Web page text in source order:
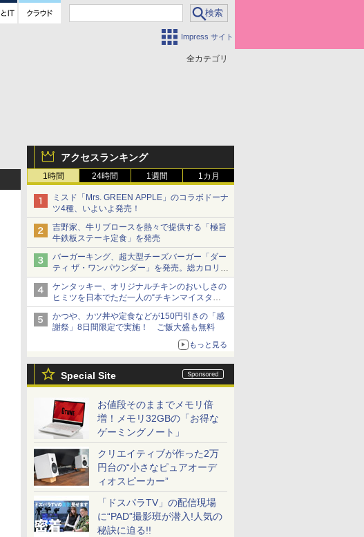
Impress サイト
全カテゴリ
アクセスランキング
1時間 24時間 1週間 1カ月
ミスド「Mrs. GREEN APPLE」のコラボドーナ
ツ4種、いよいよ発売！
吉野家、牛リブロースを熱々で提供する「極旨
牛鉄板ステーキ定食」を発売
バーガーキング、超大型チーズバーガー「ダー
ティ ザ・ワンパウンダー」を発売。総カロリー
約1656kcal、総重量約527g！
ケンタッキー、オリジナルチキンのおいしさの
ヒミツを日本でただ一人の“チキンマイスタ
ー”笠原氏から学んできた
かつや、カツ丼や定食などが150円引きの「感
謝祭」8日間限定で実施！ ご飯大盛も無料
もっと見る
Special Site
お値段そのままでメモリ倍
増！メモリ32GBの「お得な
ゲーミングノート」
クリエイティブが作った2万
円台の“小さなピュアオーデ
ィオスピーカー”
「ドスパラTV」の配信現場
に“PAD”撮影班が潜入!人気の
秘訣に迫る!!